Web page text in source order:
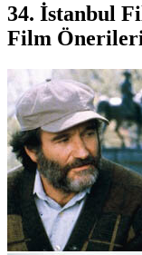
34. İstanbul
Film